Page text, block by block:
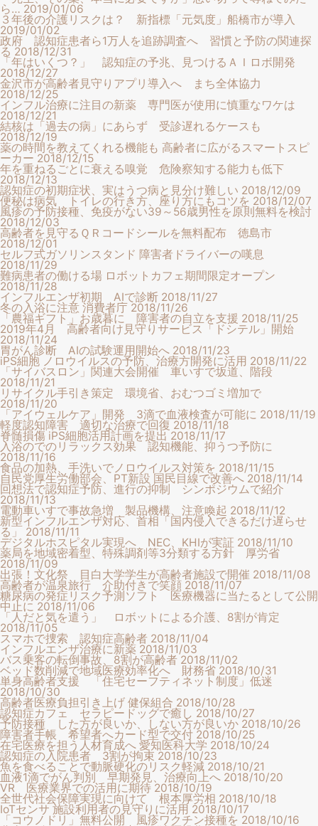
ら… 2019/01/06
３年後の介護リスクは？ 新指標「元気度」船橋市が導入
2019/01/02
政府 認知症患者ら1万人を追跡調査へ 習慣と予防の関連探
る 2018/12/31
「年はいくつ？」 認知症の予兆、見つけるＡＩロボ開発
2018/12/27
金沢市が高齢者見守りアプリ導入へ まち全体協力
2018/12/25
インフル治療に注目の新薬 専門医が使用に慎重なワケは
2018/12/21
結核は「過去の病」にあらず 受診遅れるケースも
2018/12/19
薬の時間を教えてくれる機能も 高齢者に広がるスマートスピ
ーカー 2018/12/15
年を重ねるごとに衰える嗅覚 危険察知する能力も低下
2018/12/13
認知症の初期症状、実はうつ病と見分け難しい 2018/12/09
便秘は病気 トイレの行き方、座り方にもコツを 2018/12/07
風疹の予防接種、免疫がない39～56歳男性を原則無料を検討
2018/12/03
高齢者を見守るＱＲコードシールを無料配布 徳島市
2018/12/01
セルフ式ガソリンスタンド 障害者ドライバーの嘆息
2018/11/29
難病患者の働ける場 ロボットカフェ期間限定オープン
2018/11/28
インフルエンザ初期 AIで診断 2018/11/27
冬の入浴に注意 消費者庁 2018/11/26
「農福ギフト」お歳暮に 障害者の自立を支援 2018/11/25
2019年4月 高齢者向け見守りサービス「ドシテル」開始
2018/11/24
胃がん診断 AIの試験運用開始へ 2018/11/23
iPS細胞 ノロウイルスの予防、治療方開発に活用 2018/11/22
「サイバスロン」関連大会開催 車いすで坂道、階段
2018/11/21
リサイクル手引き策定 環境省、おむつゴミ増加で
2018/11/20
「アイウェルケア」開発 3滴で血液検査が可能に 2018/11/19
軽度認知障害 適切な治療で回復 2018/11/18
脊髄損傷 iPS細胞活用計画を提出 2018/11/17
入浴のでのリラックス効果 認知機能、抑うつ予防に
2018/11/16
食品の加熱、手洗いでノロウイルス対策を 2018/11/15
自民党厚生労働部会、PT新設 国民目線で改善へ 2018/11/14
回想法で認知症予防、進行の抑制 シンポジウムで紹介
2018/11/13
電動車いすで事故急増 製品機構、注意喚起 2018/11/12
新型インフルエンザ対応、首相「国内侵入できるだけ遅らせ
る」 2018/11/11
デジタルホスピタル実現へ NEC、KHIが実証 2018/11/10
薬局を地域密着型、特殊調剤等3分類する方針 厚労省
2018/11/09
出張！文化祭 目白大学学生が高齢者施設で開催 2018/11/08
高齢者が温泉旅行 介助付きで笑顔 2018/11/07
糖尿病の発症リスク予測ソフト 医療機器に当たるとして公開
中止に 2018/11/06
「人だと気を遣う」 ロボットによる介護、8割が肯定
2018/11/05
スマホで捜索 認知症高齢者 2018/11/04
インフルエンザ治療に新薬 2018/11/03
バス乗客の転倒事故、8割が高齢者 2018/11/02
ベッド数削減で地域医療効率化へ 財務省 2018/10/31
単身高齢者支援 「住宅セーフティネット制度」低迷
2018/10/30
高齢者医療負担引き上げ 健保組合 2018/10/28
認知症カフェ セラピードッグで癒し 2018/10/27
予防接種 した方が良いか、しない方が良いか 2018/10/26
障害者手帳 希望者へカード型で交付 2018/10/25
在宅医療を担う人材育成へ 愛知医科大学 2018/10/24
認知症の入院患者 3割が拘束 2018/10/23
魚を食べることで動脈硬化のリスク軽減 2018/10/21
血液1滴でがん判別 早期発見、治療向上へ 2018/10/20
VR 医療業界での活用に期待 2018/10/19
全世代社会保障実現に向けて 根本厚労相 2018/10/18
IoTセンサ 施設利用者の見守りに活用 2018/10/17
「コウノドリ」無料公開 風疹ワクチン接種を 2018/10/16